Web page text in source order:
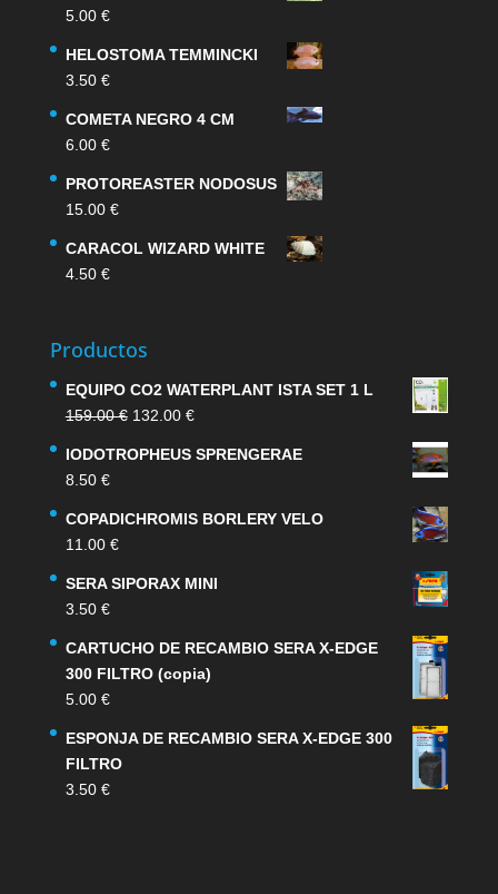
5.00 €
HELOSTOMA TEMMINCKI
3.50 €
COMETA NEGRO 4 CM
6.00 €
PROTOREASTER NODOSUS
15.00 €
CARACOL WIZARD WHITE
4.50 €
Productos
EQUIPO CO2 WATERPLANT ISTA SET 1 L
159.00€ El
original
159.00 €.
132.00 €El
actual
132.00 €.
IODOTROPHEUS SPRENGERAE
8.50 €
COPADICHROMIS BORLERY VELO
11.00 €
SERA SIPORAX MINI
3.50 €
CARTUCHO DE RECAMBIO SERA X-EDGE
300 FILTRO (copia)
5.00 €
ESPONJA DE RECAMBIO SERA X-EDGE 300
FILTRO
3.50 €